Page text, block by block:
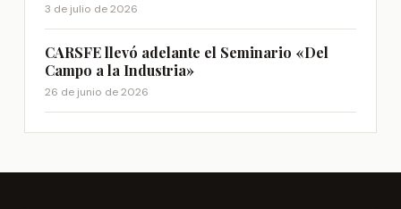
3 de julio de 2026
CARSFE llevó adelante el Seminario «Del
Campo a la Industria»
26 de junio de 2026